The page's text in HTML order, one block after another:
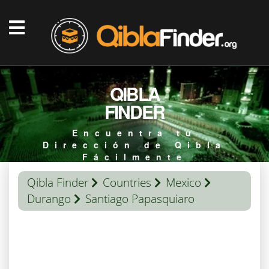
QIBLA
FINDER
Encuentra tu
Dirección de Qibla
Fácilmente
Qibla Finder Countries
Mexico
Durango
Santiago Papasquiaro